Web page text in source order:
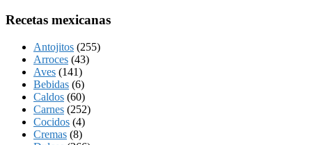
Recetas mexicanas
Antojitos (255)
Arroces (43)
Aves (141)
Bebidas (6)
Caldos (60)
Carnes (252)
Cocidos (4)
Cremas (8)